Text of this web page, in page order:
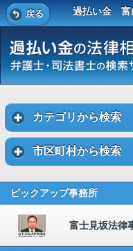
戻る 過払い金 富
カテゴリから検索
市区町村から検索
ピックアップ事務所
富士見坂法律